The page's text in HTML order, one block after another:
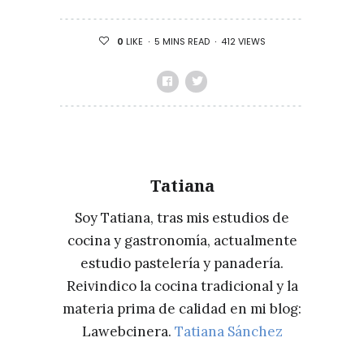
HACER
0 LIKE 5 MINS READ 412 VIEWS
Tatiana
Soy Tatiana, tras mis estudios de
cocina y gastronomía, actualmente
estudio pastelería y panadería.
Reivindico la cocina tradicional y la
materia prima de calidad en mi blog:
Lawebcinera. Tatiana Sánchez